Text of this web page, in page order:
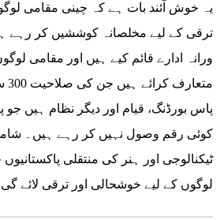
یہ خوش آئند بات ہے کہ چینی مقامی
ترقی کے لیے مخلصانہ کوششیں کر رہے
پاس بورڈنگ، قیام اور دیگر نظام ہیں
کوئی رقم وصول نہیں کر رہے ہیں۔
ٹیکنالوجی اور ہنر کی منتقلی
لوگوں کے لیے خوشحالی اور ترقی لائے گی۔